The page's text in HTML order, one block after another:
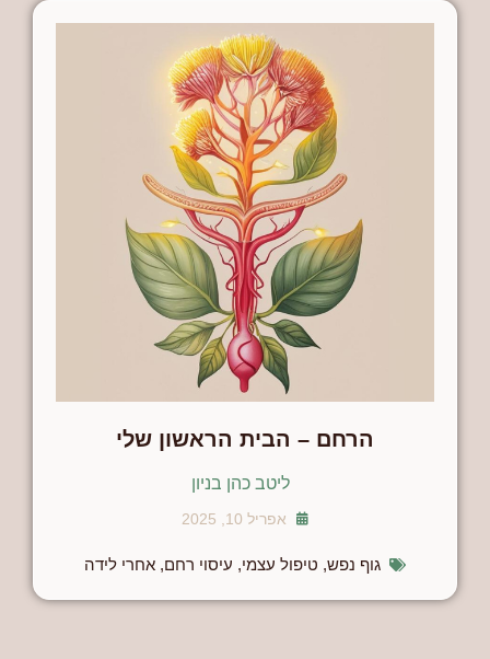
הרחם – הבית הראשון שלי
ליטב כהן בניון
אפריל 10, 2025
גוף נפש, טיפול עצמי, עיסוי רחם, אחרי לידה